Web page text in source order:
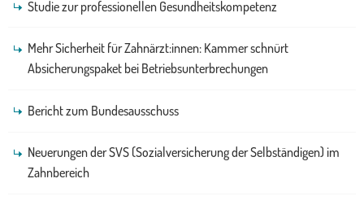
Studie zur professionellen Gesundheitskompetenz
Mehr Sicherheit für Zahnärzt:innen: Kammer schnürt
Absicherungspaket bei Betriebsunterbrechungen
Bericht zum Bundesausschuss
Neuerungen der SVS (Sozialversicherung der Selbständigen) im
Zahnbereich